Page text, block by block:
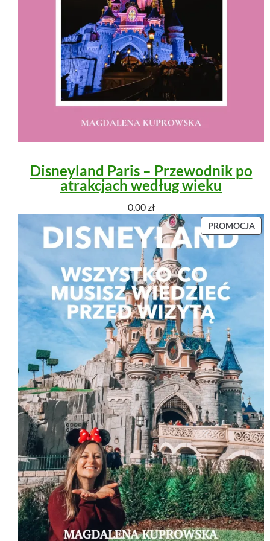
Disneyland Paris – Przewodnik po
atrakcjach według wieku
0,00zł
PROMOCJAP
R
P
C
I